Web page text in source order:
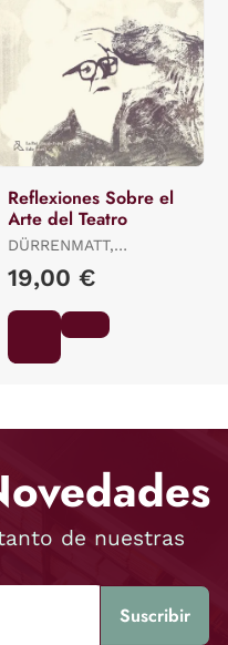
Reflexiones Sobre el
Arte del Teatro
DÜRRENMATT,
19,00 €
de nuestras